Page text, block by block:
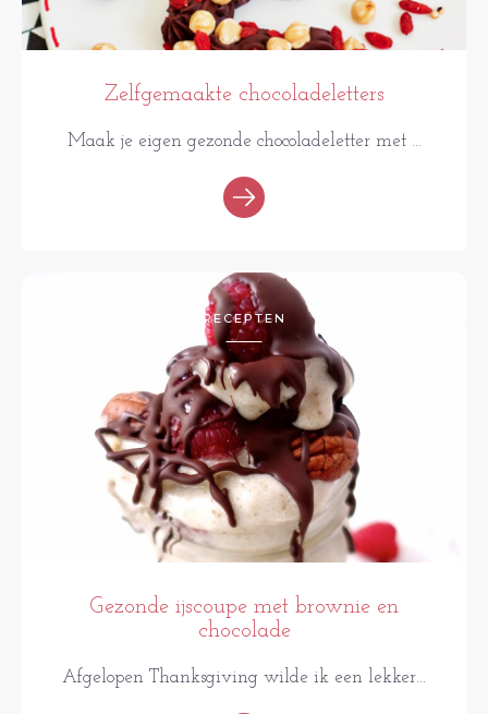
Zelfgemaakte chocoladeletters
Maak je eigen gezonde chocoladeletter met ...
RECEPTEN
Gezonde ijscoupe met brownie en
chocolade
Afgelopen Thanksgiving wilde ik een lekker...